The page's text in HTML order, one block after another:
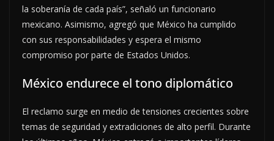
la soberanía de cada país”, señaló un funcionario
mexicano. Asimismo, agregó que México ha cumplido
con sus responsabilidades y espera el mismo
compromiso por parte de Estados Unidos.
México endurece el tono diplomático
El reclamo surge en medio de tensiones crecientes sobre
temas de seguridad y extradiciones de alto perfil. Durante